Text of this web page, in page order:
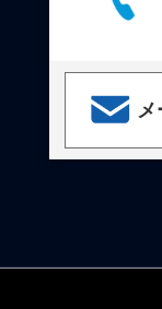
メ